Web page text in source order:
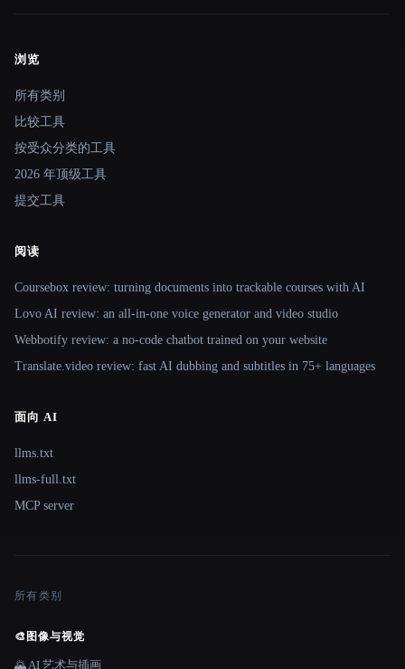
Site navigation
浏览
所有类别
比较工具
按受众分类的工具
2026 年顶级工具
提交工具
阅读
Coursebox review: turning documents into trackable courses with AI
Lovo AI review: an all-in-one voice generator and video studio
Webbotify review: a no-code chatbot trained on your website
Translate.video review: fast AI dubbing and subtitles in 75+ languages
面向 AI
llms.txt
llms-full.txt
MCP server
所有类别
🎨 图像与视觉
🌄 AI 艺术与插画